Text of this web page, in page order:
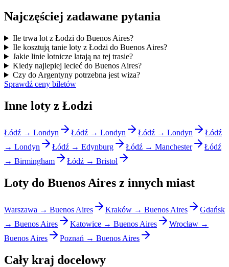
Najczęściej zadawane pytania
Ile trwa lot z Łodzi do Buenos Aires?
Ile kosztują tanie loty z Łodzi do Buenos Aires?
Jakie linie lotnicze latają na tej trasie?
Kiedy najlepiej lecieć do Buenos Aires?
Czy do Argentyny potrzebna jest wiza?
Sprawdź ceny biletów
Inne loty z Łodzi
Łódź → Londyn Łódź → Londyn Łódź → Londyn
Łódź
→ Londyn
Łódź → Edynburg Łódź → Manchester
Łódź
→ Birmingham
Łódź → Bristol
Loty do Buenos Aires z innych miast
Warszawa → Buenos Aires Kraków → Buenos Aires
Gdańsk
→ Buenos Aires
Katowice → Buenos Aires
Wrocław →
Buenos Aires
Poznań → Buenos Aires
Cały kraj docelowy